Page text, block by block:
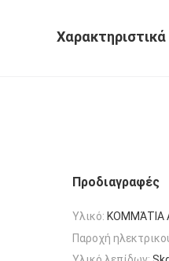
Χαρακτηριστικά
Προδιαγραφές
Υλικό: ΚΟΜΜΆΤΙΑ
Παροχή